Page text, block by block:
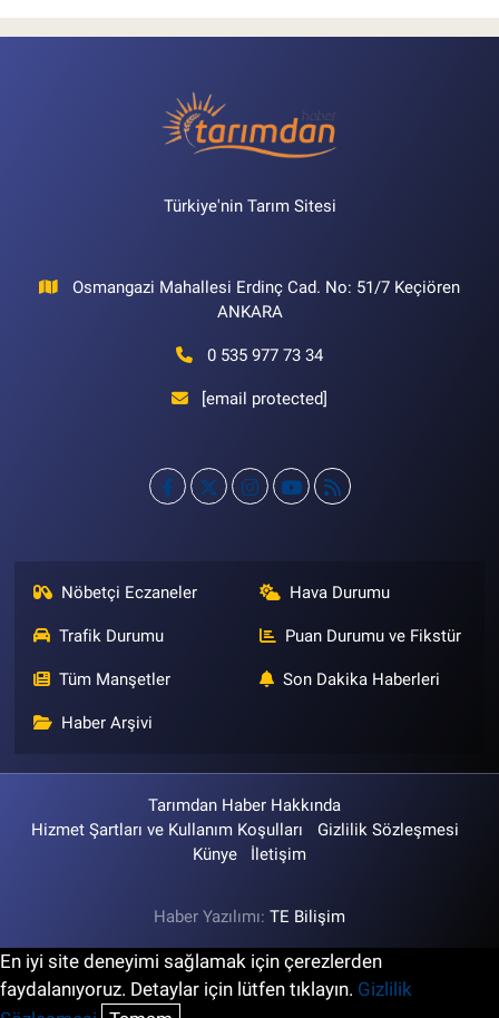
Türkiye'nin Tarım Sitesi
Osmangazi Mahallesi Erdinç Cad. No: 51/7 Keçiören
ANKARA
0 535 977 73 34
[email protected]
Nöbetçi Eczaneler Hava Durumu
Trafik Durumu Puan Durumu ve Fikstür
Tüm Manşetler Son Dakika Haberleri
Haber Arşivi
Tarımdan Haber Hakkında
Hizmet Şartları ve Kullanım Koşulları
Gizlilik Sözleşmesi
Künye
İletişim
Haber Yazılımı: TE Bilişim
En iyi site deneyimi sağlamak için çerezlerden
faydalanıyoruz. Detaylar için lütfen tıklayın. Gizlilik